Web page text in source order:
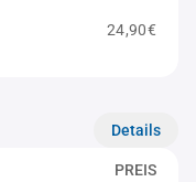
24,90€
Details
PREIS